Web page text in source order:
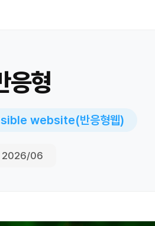
응형
website(반응형웹)
2026/06